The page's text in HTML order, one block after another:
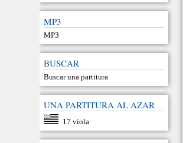
MP3
MP3
BUSCAR
Buscar una partitura
UNA PARTITURA AL AZAR
17 viola